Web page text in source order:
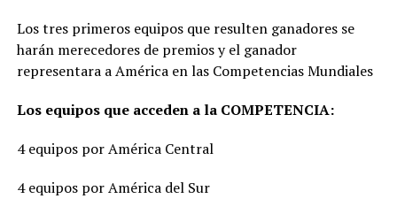
Los tres primeros equipos que resulten ganadores se
harán merecedores de premios y el ganador
representara a América en las Competencias Mundiales
Los equipos que acceden a la COMPETENCIA:
4 equipos por América Central
4 equipos por América del Sur